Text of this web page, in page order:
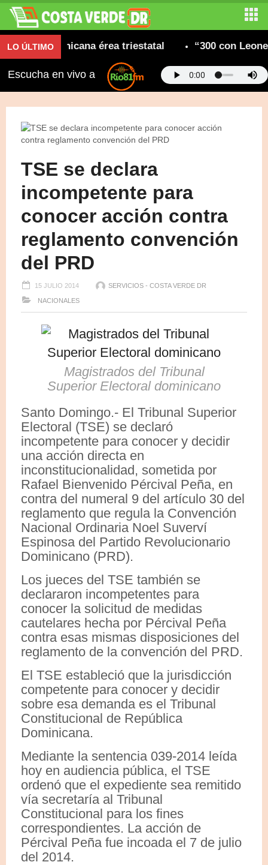
LO ÚLTIMOdominicana érea triestatal “300 con
Escucha en vivo a
TSE se declara
incompetente para
conocer acción contra
reglamento convención
del PRD
15 JULIO 2014 SERVICIOS - COSTA VERDE DR
NACIONALES
Magistrados del Tribunal
Superior Electoral dominicano
Santo Domingo.- El Tribunal Superior
Electoral (TSE) se declaró
incompetente para conocer y decidir
una acción directa en
inconstitucionalidad, sometida por
Rafael Bienvenido Pércival Peña, en
contra del numeral 9 del artículo 30 del
reglamento que regula la Convención
Nacional Ordinaria Noel Suverví
Espinosa del Partido Revolucionario
Dominicano (PRD).
Los jueces del TSE también se
declararon incompetentes para
conocer la solicitud de medidas
cautelares hecha por Pércival Peña
contra esas mismas disposiciones del
reglamento de la convención del PRD.
El TSE estableció que la jurisdicción
competente para conocer y decidir
sobre esa demanda es el Tribunal
Constitucional de República
Dominicana.
Mediante la sentencia 039-2014 leída
hoy en audiencia pública, el TSE
ordenó que el expediente sea remitido
vía secretaría al Tribunal
Constitucional para los fines
correspondientes. La acción de
Pércival Peña fue incoada el 7 de julio
del 2014.